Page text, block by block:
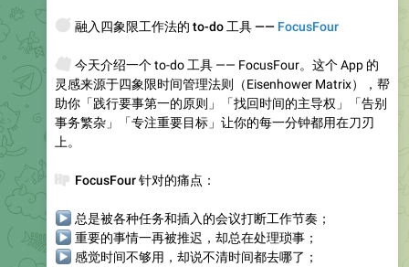
融入四象限工作法的 to-do 工具 —— FocusFour
今天介绍一个 to-do 工具 —— FocusFour。这个 App 的
灵感来源于四象限时间管理法则（Eisenhower Matrix），帮
助你「践行要事第一的原则」「找回时间的主导权」「告别
事务繁杂」「专注重要目标」让你的每一分钟都用在刀刃
上。
FocusFour 针对的痛点 ：
总是被各种任务和插入的会议打断工作节奏；
重要的事情一再被推迟，却总在处理琐事；
感觉时间不够用，却说不清时间都去哪了；